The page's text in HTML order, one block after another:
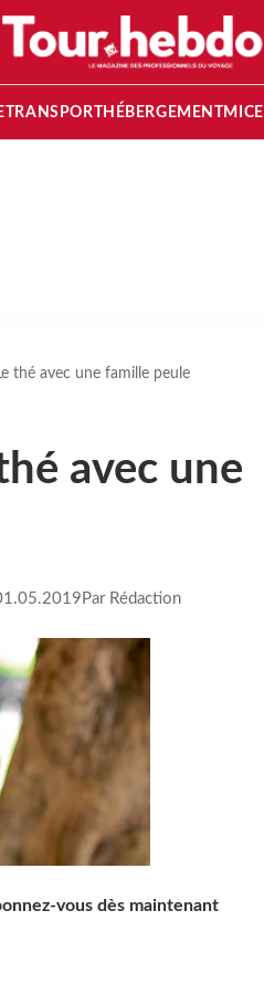
TRANSPORT HÉBERGEMENTMICE
thé avec une famille peule
avec une
Par Rédaction
vous dès maintenant